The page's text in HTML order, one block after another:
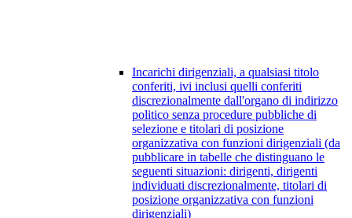
Incarichi dirigenziali, a qualsiasi titolo
conferiti, ivi inclusi quelli conferiti
discrezionalmente dall'organo di indirizzo
politico senza procedure pubbliche di
selezione e titolari di posizione
organizzativa con funzioni dirigenziali (da
pubblicare in tabelle che distinguano le
seguenti situazioni: dirigenti, dirigenti
individuati discrezionalmente, titolari di
posizione organizzativa con funzioni
dirigenziali)